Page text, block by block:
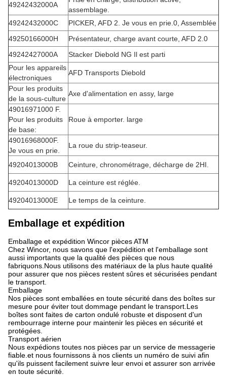
49242432000A
assemblage.
49242432000C
PICKER, AFD 2. Je vous en prie.0, Assemblée
49250166000H
Présentateur, charge avant courte, AFD 2.0
49242427000A
Stacker Diebold NG Il est parti
Pour les appareils
électroniques
AFD Transports Diebold
Pour les produits
de la sous-culture
Axe d'alimentation en assy, large
49016971000 F.
Pour les produits
de base:
Roue à emporter. large
49016968000F.
Je vous en prie.
La roue du strip-teaseur.
49204013000B Ceinture, chronométrage, décharge de 2HI.
49204013000D La ceinture est réglée.
49204013000E Le temps de la ceinture.
Emballage et expédition
Emballage et expédition Wincor pièces ATM
Chez Wincor, nous savons que l'expédition et l'emballage sont
aussi importants que la qualité des pièces que nous
fabriquons.Nous utilisons des matériaux de la plus haute qualité
pour assurer que nos pièces restent sûres et sécurisées pendant
le transport.
Emballage
Nos pièces sont emballées en toute sécurité dans des boîtes sur
mesure pour éviter tout dommage pendant le transport.Les
boîtes sont faites de carton ondulé robuste et disposent d'un
rembourrage interne pour maintenir les pièces en sécurité et
protégées.
Transport aérien
Nous expédions toutes nos pièces par un service de messagerie
fiable.et nous fournissons à nos clients un numéro de suivi afin
qu'ils puissent facilement suivre leur envoi et assurer son arrivée
en toute sécurité.